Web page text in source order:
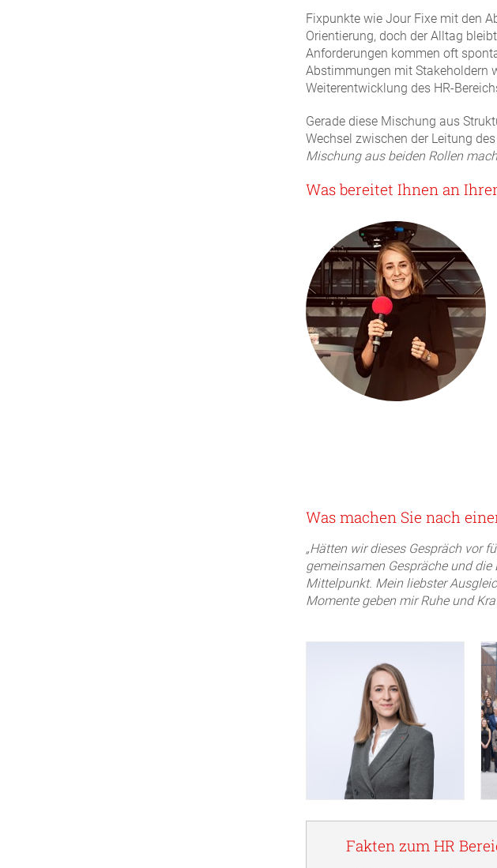
Fixpunkte wie Jour Fixe mit den
Orientierung, doch der Alltag
Anforderungen kommen oft
Abstimmungen mit Stakeholdern
Weiterentwicklung des HR-
Gerade diese Mischung aus
Wechsel zwischen der Leitung
Mischung aus beiden Rollen
Was bereitet Ihnen an
Was machen Sie nach
„Hätten wir dieses Gespräch vor
gemeinsamen Gespräche und
Mittelpunkt. Mein liebster
Momente geben mir Ruhe und
Fakten zum HR